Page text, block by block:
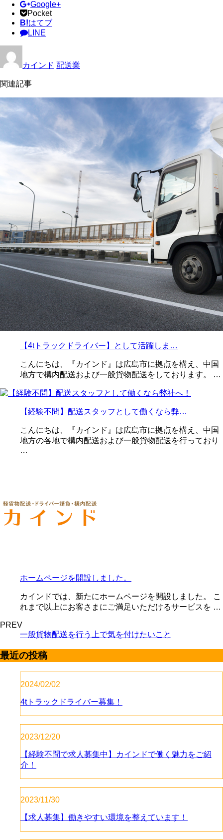
Google+
Pocket
B!はてブ
LINE
カインド 配送業
関連記事
【4tトラックドライバー】として活躍しま…
こんにちは、『カインド』は広島市に拠点を構え、中国
地方で構内配送および一般貨物配送をしております。 …
【経験不問】配送スタッフとして働くなら弊…
こんにちは、『カインド』は広島市に拠点を構え、中国
地方の各地で構内配送および一般貨物配送を行っており
…
ホームページを開設しました。
カインドでは、新たにホームページを開設しました。 こ
れまで以上にお客さまにご満足いただけるサービスを …
PREV
一般貨物配送を行う上で気を付けたいこと
最近の投稿
2024/02/02
4tトラックドライバー募集！
2023/12/20
【経験不問で求人募集中】カインドで働く魅力をご紹
介！
2023/11/30
【求人募集】働きやすい環境を整えています！